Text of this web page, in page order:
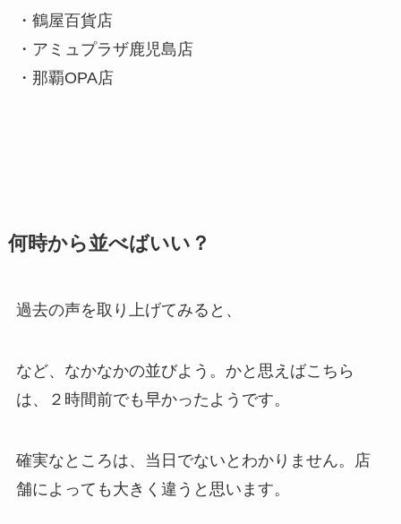
・鶴屋百貨店
・アミュプラザ鹿児島店
・那覇OPA店
何時から並べばいい？
過去の声を取り上げてみると、
など、なかなかの並びよう。かと思えばこちら
は、２時間前でも早かったようです。
確実なところは、当日でないとわかりません。店
舗によっても大きく違うと思います。